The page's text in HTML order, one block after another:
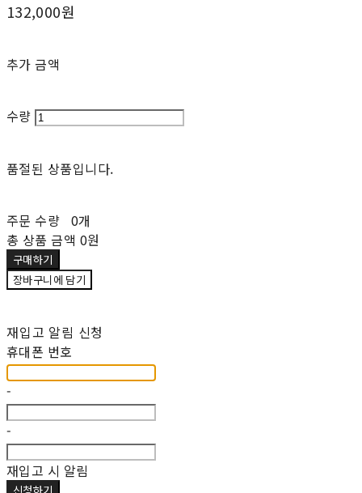
132,000원
추가 금액
수량
품절된 상품입니다.
주문 수량 0개
총 상품 금액 0원
구매하기
장바구니에 담기
재입고 알림 신청
휴대폰 번호
-
-
재입고 시 알림